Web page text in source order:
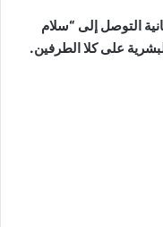
التوصل إلى “سلام
على كلا الطرفين.